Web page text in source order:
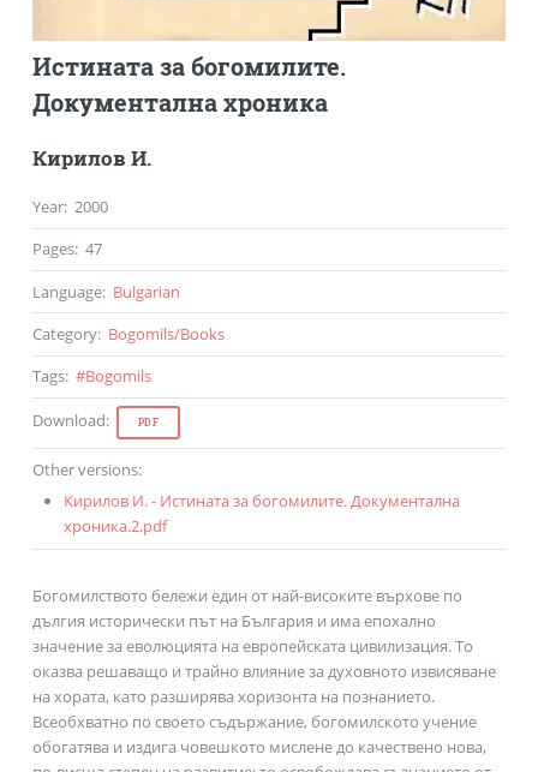
Истината за богомилите.
Документална хроника
Кирилов И.
Year: 2000
Pages: 47
Language: Bulgarian
Category: Bogomils/Books
Tags: #Bogomils
Download: PDF
Other versions:
Кирилов И. - Истината за богомилите. Документална
хроника.2.pdf
Богомилството бележи един от най-високите върхове по
дългия исторически път на България и има епохално
значение за еволюцията на европейската цивилизация. То
оказва решаващо и трайно влияние за духовното извисяване
на хората, като разширява хоризонта на познанието.
Всеобхватно по своето съдържание, богомилското учение
обогатява и издига човешкото мислене до качествено нова,